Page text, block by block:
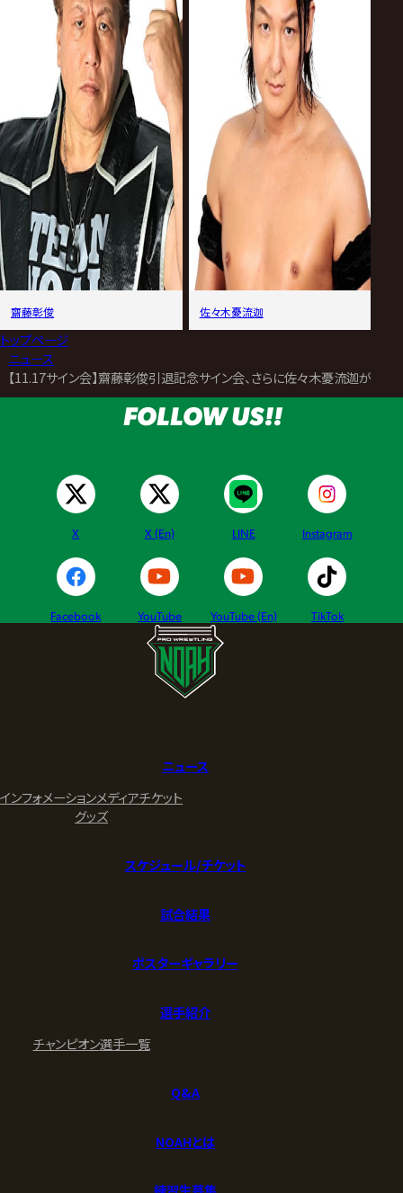
齋藤彰俊 佐々木憂流迦
トップページ
ニュース
【11.17サイン会】齋藤彰俊引退記念サイン会、さらに佐々木憂流迦が登場！
FOLLOW US!!
X X (En) LINE Instagram
Facebook YouTube YouTube (En) TikTok
ニュース
インフォメーションメディアチケット
グッズ
スケジュール/チケット
試合結果
ポスターギャラリー
選手紹介
チャンピオン選手一覧
Q&A
NOAHとは